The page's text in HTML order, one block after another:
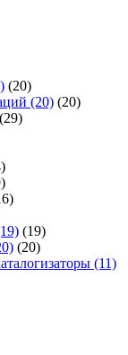
(20)
(20) (20)
(29)
(19)
(20)
(11)